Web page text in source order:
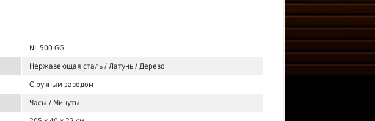
NL 500 GG
Нержавеющая сталь / Латунь / Дерево
С ручным заводом
Часы / Минуты